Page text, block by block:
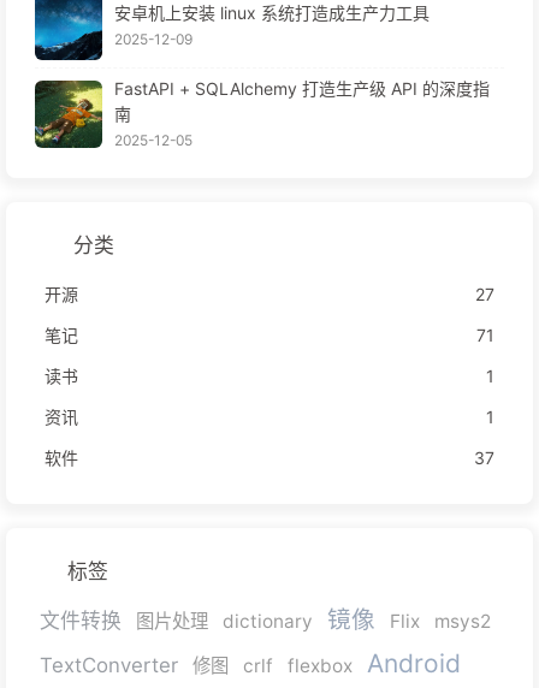
安卓机上安装 linux 系统打造成生产力工具
2025-12-09
FastAPI + SQLAlchemy 打造生产级 API 的深度指
南
2025-12-05
分类
开源
27
笔记
71
读书
1
资讯
1
软件
37
标签
文件转换 图片处理 dictionary 镜像 Flix msys2
TextConverter 修图 crlf flexbox Android